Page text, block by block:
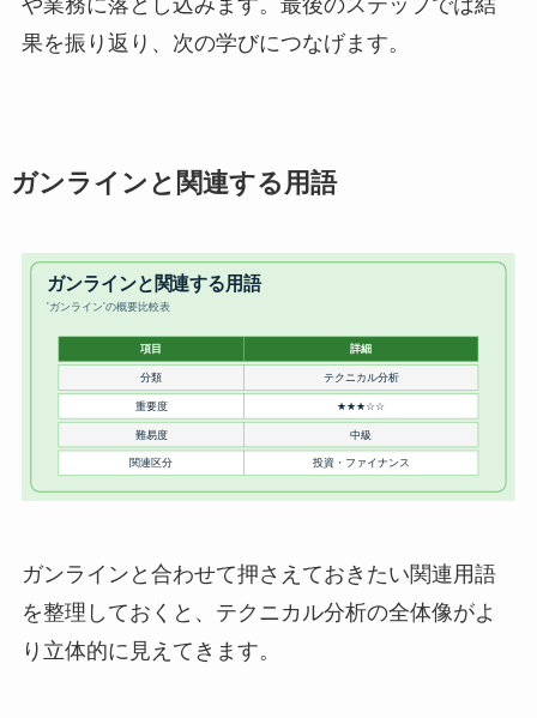
や業務に落とし込みます。最後のステップでは結
果を振り返り、次の学びにつなげます。
ガンラインと関連する用語
ガンラインと合わせて押さえておきたい関連用語
を整理しておくと、テクニカル分析の全体像がよ
り立体的に見えてきます。